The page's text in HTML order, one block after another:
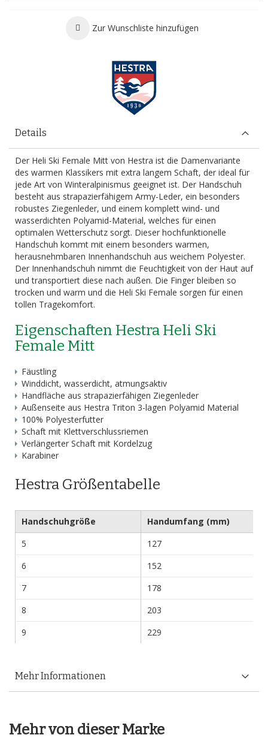
Zur Wunschliste hinzufügen
Details
Der Heli Ski Female Mitt von Hestra ist die Damenvariante
des warmen Klassikers mit extra langem Schaft, der ideal für
jede Art von Winteralpinismus geeignet ist. Der Handschuh
besteht aus strapazierfähigem Army-Leder, ein besonders
robustes Ziegenleder, und einem komplett wind- und
wasserdichten Polyamid-Material, welches für einen
optimalen Wetterschutz sorgt. Dieser hochfunktionelle
Handschuh kommt mit einem besonders warmen,
herausnehmbaren Innenhandschuh aus weichem Polyester.
Der Innenhandschuh nimmt die Feuchtigkeit von der Haut auf
und transportiert diese nach außen. Die Finger bleiben so
trocken und warm und die Heli Ski Female sorgen für einen
tollen Tragekomfort.
Eigenschaften Hestra Heli Ski
Female Mitt
Fäustling
Winddicht, wasserdicht, atmungsaktiv
Handfläche aus strapazierfähigen Ziegenleder
Außenseite aus Hestra Triton 3-lagen Polyamid Material
100% Polyesterfutter
Schaft mit Klettverschlussriemen
Verlängerter Schaft mit Kordelzug
Karabiner
Hestra Größentabelle
Handschuhgröße
Handumfang (mm)
5
127
6
152
7
178
8
203
9
229
Mehr Informationen
Mehr von dieser Marke